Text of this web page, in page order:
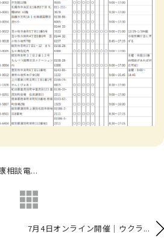
相談電...
7月4日オンライン開催｜ウクラ...